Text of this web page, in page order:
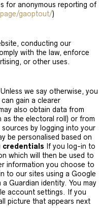
for anonymous reporting of
gaoptout/)
conducting our
with the law, enforce
or other uses.
we say otherwise, you
gain a clearer
also obtain data from
as the electoral roll) or from
by logging into your
be personalised based on
credentials If you log-in to
which will then be used to
information you choose to
to our sites using a Google
Guardian identity. You may
account settings. If you
picture that appears next